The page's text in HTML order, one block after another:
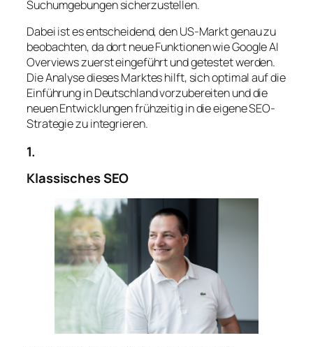
Suchumgebungen sicherzustellen.
Dabei ist es entscheidend, den US-Markt genau zu
beobachten, da dort neue Funktionen wie Google AI
Overviews zuerst eingeführt und getestet werden.
Die Analyse dieses Marktes hilft, sich optimal auf die
Einführung in Deutschland vorzubereiten und die
neuen Entwicklungen frühzeitig in die eigene SEO-
Strategie zu integrieren.
1.
Klassisches SEO